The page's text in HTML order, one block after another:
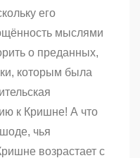
его
мыслями
о преданных,
которым была
к Кришне! А что
чья
возрастает с